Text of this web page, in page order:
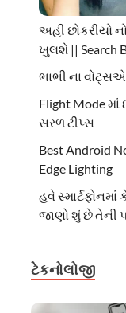
અહી છોકરીયો
ખુલશે || Search
ભાભી ના
Flight Mode
સરળ ટીપ્સ
Best Android
Edge Lighting
હવે
જાણો શું છે તેની
ટેકનોલોજી